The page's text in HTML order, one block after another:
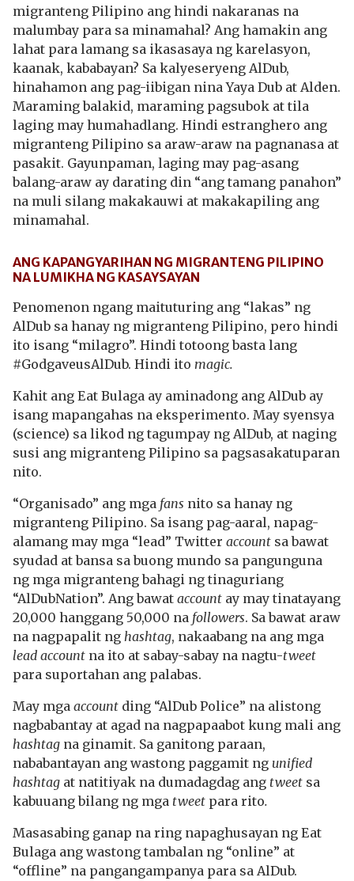
migranteng Pilipino ang hindi nakaranas na
malumbay para sa minamahal? Ang hamakin ang
lahat para lamang sa ikasasaya ng karelasyon,
kaanak, kababayan? Sa kalyeseryeng AlDub,
hinahamon ang pag-iibigan nina Yaya Dub at Alden.
Maraming balakid, maraming pagsubok at tila
laging may humahadlang. Hindi estranghero ang
migranteng Pilipino sa araw-araw na pagnanasa at
pasakit. Gayunpaman, laging may pag-asang
balang-araw ay darating din “ang tamang panahon”
na muli silang makakauwi at makakapiling ang
minamahal.
ANG KAPANGYARIHAN NG MIGRANTENG PILIPINO
NA LUMIKHA NG KASAYSAYAN
Penomenon ngang maituturing ang “lakas” ng
AlDub sa hanay ng migranteng Pilipino, pero hindi
ito isang “milagro”. Hindi totoong basta lang
#GodgaveusAlDub. Hindi ito magic.
Kahit ang Eat Bulaga ay aminadong ang AlDub ay
isang mapangahas na eksperimento. May syensya
(science) sa likod ng tagumpay ng AlDub, at naging
susi ang migranteng Pilipino sa pagsasakatuparan
nito.
“Organisado” ang mga fans nito sa hanay ng
migranteng Pilipino. Sa isang pag-aaral, napag-
alamang may mga “lead” Twitter account sa bawat
syudad at bansa sa buong mundo sa pangunguna
ng mga migranteng bahagi ng tinaguriang
“AlDubNation”. Ang bawat account ay may tinatayang
20,000 hanggang 50,000 na followers. Sa bawat araw
na nagpapalit ng hashtag, nakaabang na ang mga
lead account na ito at sabay-sabay na nagtu-tweet
para suportahan ang palabas.
May mga account ding “AlDub Police” na alistong
nagbabantay at agad na nagpapaabot kung mali ang
hashtag na ginamit. Sa ganitong paraan,
nababantayan ang wastong paggamit ng unified
hashtag at natitiyak na dumadagdag ang tweet sa
kabuuang bilang ng mga tweet para rito.
Masasabing ganap na ring napaghusayan ng Eat
Bulaga ang wastong tambalan ng “online” at
“offline” na pangangampanya para sa AlDub.